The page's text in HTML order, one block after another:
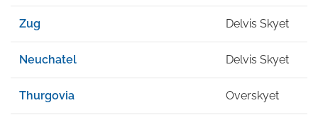
Zug Delvis Skyet
Neuchatel Delvis Skyet
Thurgovia Overskyet